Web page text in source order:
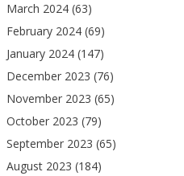
March 2024(63)
February 2024(69)
January 2024(147)
December 2023 (76)
November 2023 (65)
October 2023 (79)
September 2023 (65)
August 2023 (184)